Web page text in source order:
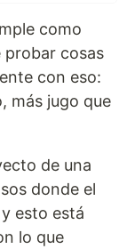
como
probar cosas
con eso:
más jugo que
de una
donde el
esto está
lo que